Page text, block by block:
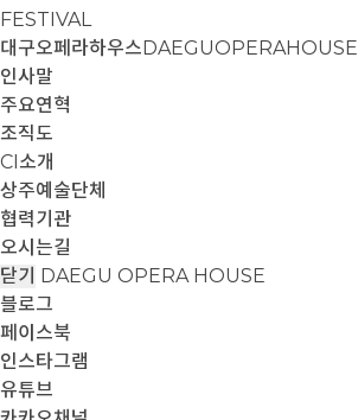
FESTIVAL
대구오페라하우스DAEGUOPERAHOUSE
인사말
주요연혁
조직도
CI소개
상주예술단체
협력기관
오시는길
닫기 DAEGU OPERA HOUSE
블로그
페이스북
인스타그램
유튜브